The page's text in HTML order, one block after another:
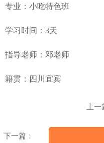
专业：小吃特色班
学习时间：3天
指导老师：邓老师
籍贯：四川宜宾
上
下一篇：